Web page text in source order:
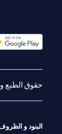
حقوق الطبع والنشر
البنود و